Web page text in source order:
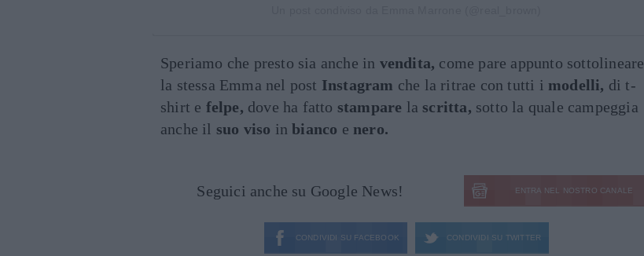
Speriamo che presto sia anche in vendita, come pare appunto sottolineare
la stessa Emma nel post Instagram che la ritrae con tutti i modelli, di t-
shirt e felpe, dove ha fatto stampare la scritta, sotto la quale campeggia
anche il suo viso inbianco e nero.
Seguici anche su Google News! ENTRA NEL NOSTRO CANALE
CONDIVIDI SU FACEBOOK CONDIVIDI SU TWITTER